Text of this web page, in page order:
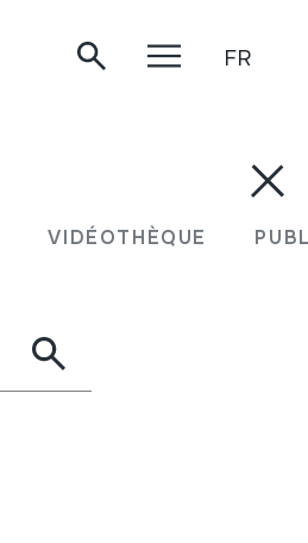
VIDÉOTHÈQUE
FR